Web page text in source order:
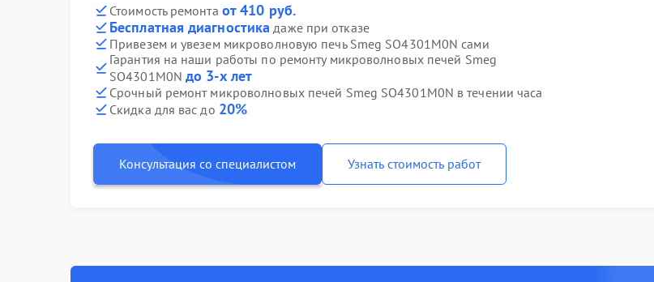
Стоимость ремонта от 410 руб.
Бесплатная диагностика даже при отказе
Привезем и увезем микроволновую печь Smeg SO4301M0N сами
Гарантия на наши работы по ремонту микроволновых печей Smeg
SO4301M0N до 3-х лет
Срочный ремонт микроволновых печей Smeg SO4301M0N в течении часа
Скидка для вас до 20%
Консультация со специалистом Узнать стоимость работ